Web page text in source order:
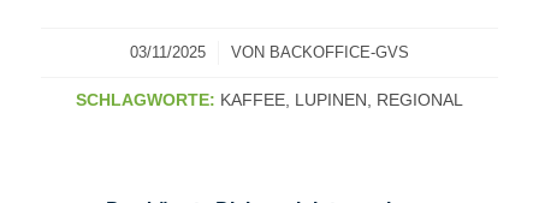
03/11/2025
/ VON BACKOFFICE-GVS
SCHLAGWORTE: KAFFEE, LUPINEN, REGIONAL